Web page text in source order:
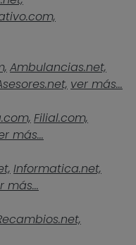
Ambulancias.net,
ver más...
Filial.com,
más...
Informatica.net,
más...